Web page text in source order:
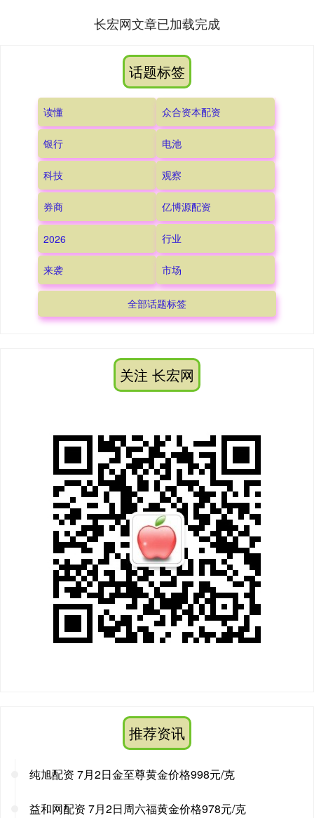
长宏网文章已加载完成
话题标签
读懂 众合资本配资
银行 电池
科技 观察
券商 亿博源配资
2026 行业
来袭 市场
全部话题标签
关注 长宏网
推荐资讯
纯旭配资 7月2日金至尊黄金价格998元/克
益和网配资 7月2日周六福黄金价格978元/克